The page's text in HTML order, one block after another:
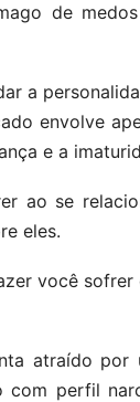
de
a
envolve
e a
ao se
eles.
você sofrer
atraído por
perfil